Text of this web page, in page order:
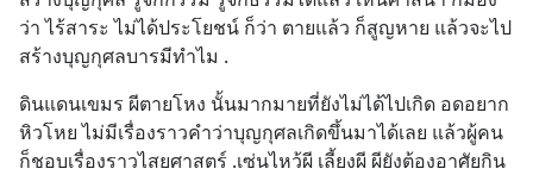
ว่า ไร้สาระ ไม่ได้ประโยชน์ ก็ว่า ตายแล้ว ก็สูญหาย แล้วจะไป
สร้างบุญกุศลบารมีทำไม .
ดินแดนเขมร ผีตายโหง นั้นมากมายที่ยังไม่ได้ไปเกิด อดอยาก
หิวโหย ไม่มีเรื่องราวคำว่าบุญกุศลเกิดขึ้นมาได้เลย แล้วผู้คน
ก็ชอบเรื่องราวไสยศาสตร์ .เซ่นไหว้ผี เลี้ยงผี ผียังต้องอาศัยกิน